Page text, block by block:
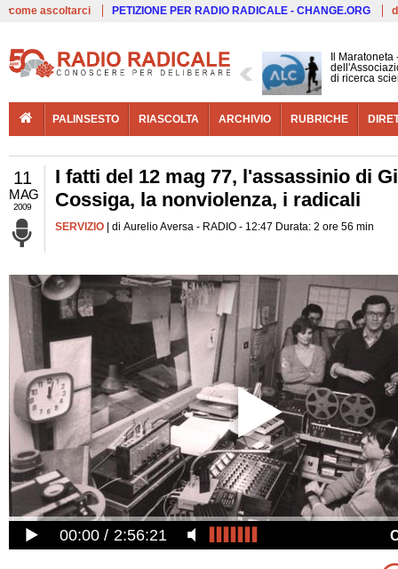
come ascoltarci PETIZIONE PER RADIO RADICALE - CHANGE.ORG
Il
di ricerca
PALINSESTO RIASCOLTA ARCHIVIO RUBRICHE
11
MAG
2009
I fatti del 12 mag 77, l'assassinio di
Cossiga, la nonviolenza, i radicali
SERVIZIO | di Aurelio Aversa - RADIO - 12:47 Durata: 2 ore 56 min
00:00 2:56:21